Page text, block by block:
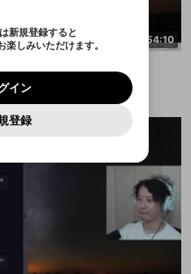
4:54:10
っては広告を表示すること
す。
れます！
アプリで開く
JAPAN
インアップ
ライバシーポリシー
得な情報をメールで受
JAPAN
インイン
ライバシーポリシー
イン
こちら
か？アカウントを作成する
新規登録すると
しみいただけます。
イン
登録
定する
い
OKサービスの向上を目的
ただくには、生年月の
ドメイン）が受信拒否設
確認ください。
力
配信
0
、利用規約に違反しているか
ます。
反になります。
信
じる
トを作成
ミュニティーサービスで、
ません。Discordに関してのお
ができません。Discordの仕
ティ特典の提供が終了する可能
Discordに参加する